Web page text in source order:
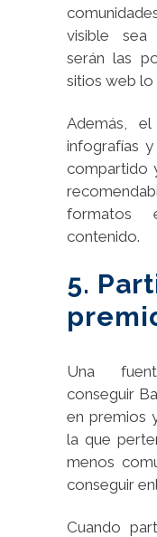
visible sea
serán las
sitios web lo
Además,
infografías
compartido
formatos
contenido.
5.
Una
conseguir
en premios
la que
menos
conseguir
Cuando